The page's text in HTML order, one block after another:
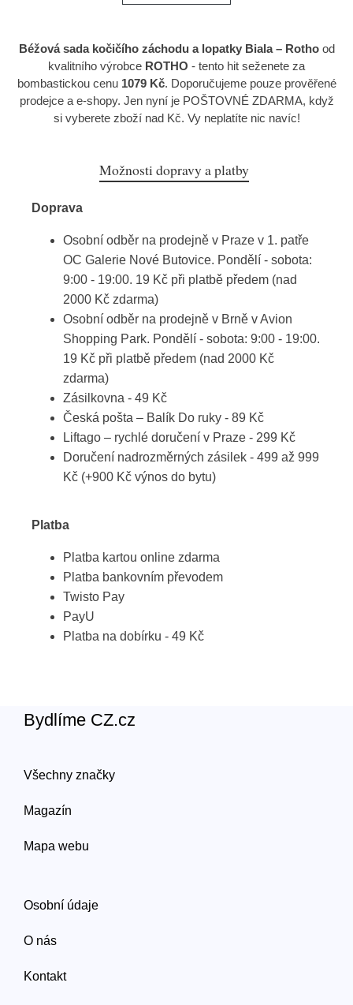
Béžová sada kočičího záchodu a lopatky Biala – Rothood
kvalitního výrobce ROTHO - tento hit seženete za
bombastickou cenu 1079 Kč. Doporučujeme pouze prověřené
prodejce a e-shopy. Jen nyní je POŠTOVNÉ ZDARMA, když
si vyberete zboží nad Kč. Vy neplatíte nic navíc!
Možnosti dopravy a platby
Doprava
Osobní odběr na prodejně v Praze v 1. patře
OC Galerie Nové Butovice. Pondělí - sobota:
9:00 - 19:00. 19 Kč při platbě předem (nad
2000 Kč zdarma)
Osobní odběr na prodejně v Brně v Avion
Shopping Park. Pondělí - sobota: 9:00 - 19:00.
19 Kč při platbě předem (nad 2000 Kč
zdarma)
Zásilkovna - 49 Kč
Česká pošta – Balík Do ruky - 89 Kč
Liftago – rychlé doručení v Praze - 299 Kč
Doručení nadrozměrných zásilek - 499 až 999
Kč (+900 Kč výnos do bytu)
Platba
Platba kartou online zdarma
Platba bankovním převodem
Twisto Pay
PayU
Platba na dobírku - 49 Kč
Bydlíme CZ.cz
Všechny značky
Magazín
Mapa webu
Osobní údaje
O nás
Kontakt